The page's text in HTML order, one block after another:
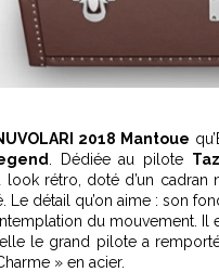
2018 Mantoue
. Dédiée au pilote
look rétro, doté d’un
Le détail qu’on aime : son
du mouvement.
le grand pilote a
» en acier.